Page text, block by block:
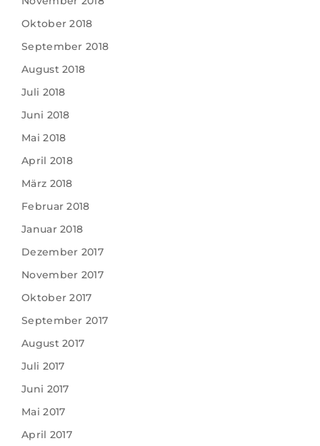
Oktober 2018
September 2018
August 2018
Juli 2018
Juni 2018
Mai 2018
April 2018
März 2018
Februar 2018
Januar 2018
Dezember 2017
November 2017
Oktober 2017
September 2017
August 2017
Juli 2017
Juni 2017
Mai 2017
April 2017